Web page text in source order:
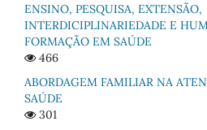
ENSINO, PESQUISA, EXTENSÃO,
INTERDICIPLINARIEDADE E
FORMAÇÃO EM SAÚDE
466
ABORDAGEM FAMILIAR NA
SAÚDE
301